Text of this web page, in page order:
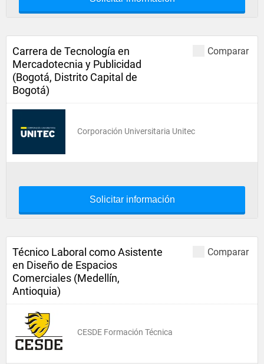
Comparar
Carrera de Tecnología en
Mercadotecnia y Publicidad
(Bogotá, Distrito Capital de
Bogotá)
Corporación Universitaria Unitec
Solicitar información
Comparar
Técnico Laboral como Asistente
en Diseño de Espacios
Comerciales (Medellín,
Antioquia)
CESDE Formación Técnica